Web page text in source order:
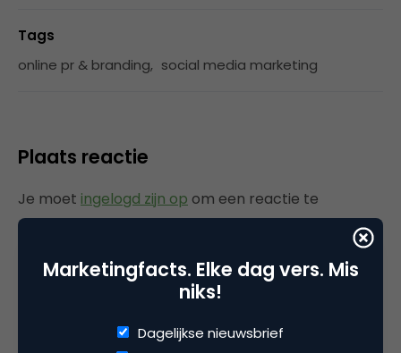
Tags
online pr & branding, social media marketing
Plaats reactie
Je moet ingelogd zijn op om een reactie te
plaatsen.
Marketingfacts. Elke dag vers. Mis
niks!
Dagelijkse nieuwsbrief